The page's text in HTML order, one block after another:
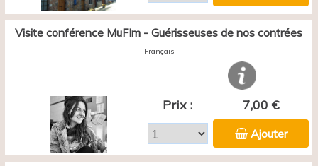
Visite conférence MuFIm - Guérisseuses de nos contrées
Français
Prix : 7,00 €
Ajouter